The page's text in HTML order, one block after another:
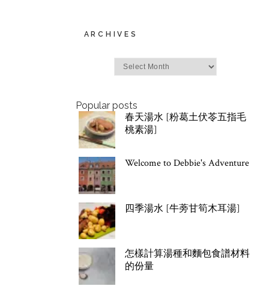
ARCHIVES
Popular posts
春天湯水 [粉葛土伏苓五指毛
桃素湯]
Welcome to Debbie's Adventure
四季湯水 [牛蒡甘筍木耳湯]
怎樣計算湯種和麵包食譜材料
的份量